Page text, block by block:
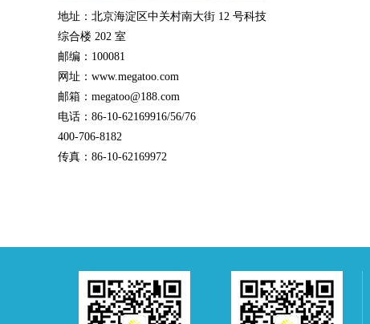
地址：北京海淀区中关村南大街 12 号科技
综合楼 202 室
邮编：100081
网址：www.megatoo.com
邮箱：megatoo@188.com
电话：86-10-62169916/56/76
400-706-8182
传真：86-10-62169972